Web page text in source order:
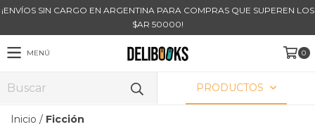
¡ENVÍOS SIN CARGO EN ARGENTINA PARA COMPRAS QUE SUPEREN LOS
$AR 50000!
MENÚ 0
PRODUCTOS
Inicio / Ficción